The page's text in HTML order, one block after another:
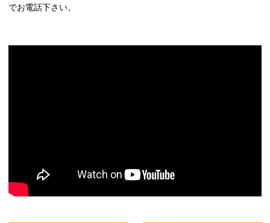
でお電話下さい。